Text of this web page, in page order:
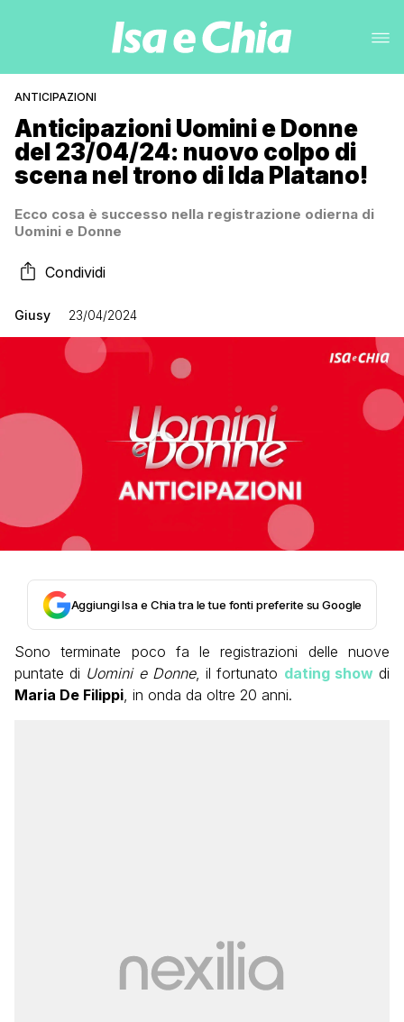
ANTICIPAZIONI
Anticipazioni Uomini e Donne
del 23/04/24: nuovo colpo di
scena nel trono di Ida Platano!
Ecco cosa è successo nella registrazione odierna di
Uomini e Donne
Condividi
Giusy 23/04/2024
Aggiungi Isa e Chia tra le tue fonti preferite su Google
Sono terminate poco fa le registrazioni delle nuove
puntate di Uomini e Donne, il fortunato dating showdi
Maria De Filippi , in onda da oltre 20 anni.